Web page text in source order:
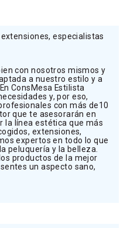
especialistas
con nosotros mismos y
a nuestro estilo y a
ConsMesa Estilista
y, por eso,
con más de10
que te asesorarán en
la línea estética que más
extensiones,
expertos en todo lo que
peluquería y la belleza.
productos de la mejor
un aspecto sano,